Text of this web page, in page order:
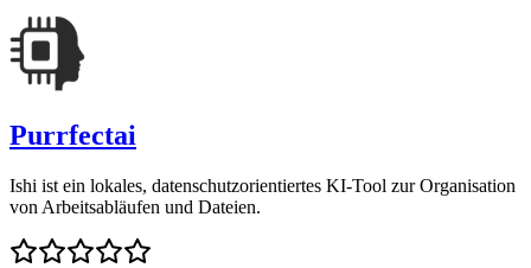
Purrfectai
Ishi ist ein lokales, datenschutzorientiertes KI-Tool zur Organisation
von Arbeitsabläufen und Dateien.